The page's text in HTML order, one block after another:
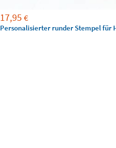
17,95 €
Personalisierter runder Stempel für